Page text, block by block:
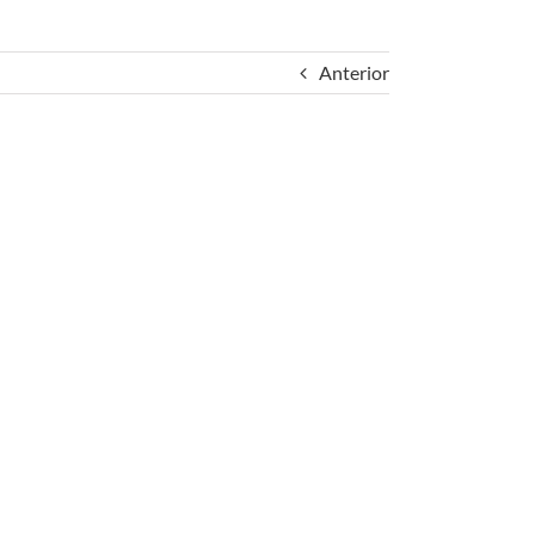
Anterior